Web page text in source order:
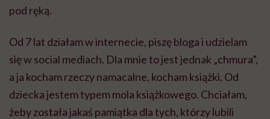
pod ręką.
Od 7 lat działam w internecie, piszę bloga i udzielam
się w social mediach. Dla mnie to jest jednak „chmura”,
a ja kocham rzeczy namacalne, kocham książki. Od
dziecka jestem typem mola książkowego. Chciałam,
żeby została jakaś pamiątka dla tych, którzy lubili